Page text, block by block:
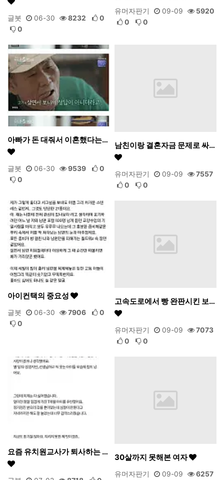
글봇 06-30 8232
0
0
유머자판기 09-09
5920
0
0
아빠가 돈 대줘서 이혼했다는…
글봇 06-30 9539
0
0
남친이랑 결혼자금 문제로 싸…
유머자판기 09-09
7557
0
0
아이컨택의 중요성
글봇 06-30 7906
0
0
고속도로에서 빵 완판시킨 보…
유머자판기 09-09
7073
0
0
요즘 유치원교사가 퇴사하는 …
30살까지 못해본 여자
유머자판기 09-09
6257